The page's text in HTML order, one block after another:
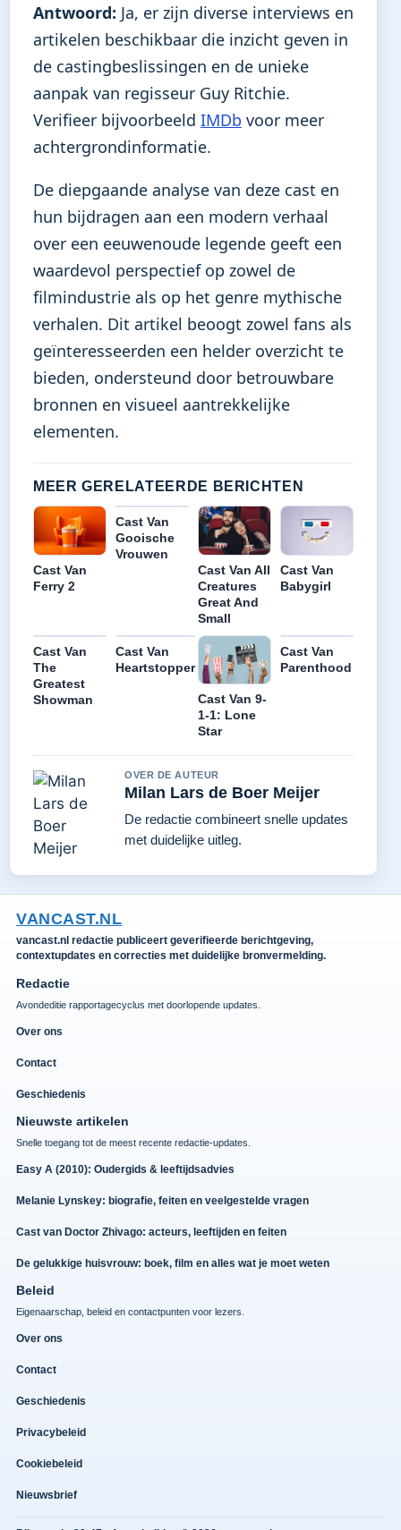
Antwoord: Ja, er zijn diverse interviews en
artikelen beschikbaar die inzicht geven in
de castingbeslissingen en de unieke
aanpak van regisseur Guy Ritchie.
Verifieer bijvoorbeeld IMDb voor meer
achtergrondinformatie.
De diepgaande analyse van deze cast en
hun bijdragen aan een modern verhaal
over een eeuwenoude legende geeft een
waardevol perspectief op zowel de
filmindustrie als op het genre mythische
verhalen. Dit artikel beoogt zowel fans als
geïnteresseerden een helder overzicht te
bieden, ondersteund door betrouwbare
bronnen en visueel aantrekkelijke
elementen.
MEER GERELATEERDE BERICHTEN
Cast Van
Ferry 2
Cast Van
Gooische
Vrouwen
Cast Van All
Creatures
Great And
Small
Cast Van
Babygirl
Cast Van
The
Greatest
Showman
Cast Van
Heartstopper
Cast Van 9-
1-1: Lone
Star
Cast Van
Parenthood
OVER DE AUTEUR
Milan Lars de Boer Meijer
De redactie combineert snelle updates
met duidelijke uitleg.
VANCAST.NL
vancast.nl redactie publiceert geverifieerde berichtgeving,
contextupdates en correcties met duidelijke bronvermelding.
Redactie
Avondeditie rapportagecyclus met doorlopende updates.
Over ons
Contact
Geschiedenis
Nieuwste artikelen
Snelle toegang tot de meest recente redactie-updates.
Easy A (2010): Oudergids & leeftijdsadvies
Melanie Lynskey: biografie, feiten en veelgestelde vragen
Cast van Doctor Zhivago: acteurs, leeftijden en feiten
De gelukkige huisvrouw: boek, film en alles wat je moet weten
Beleid
Eigenaarschap, beleid en contactpunten voor lezers.
Over ons
Contact
Geschiedenis
Privacybeleid
Cookiebeleid
Nieuwsbrief